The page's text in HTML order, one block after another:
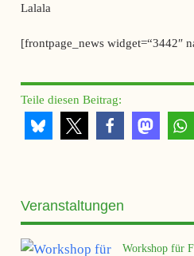
Lalala
[frontpage_news widget=“3442″
Teile diesen Beitrag:
Veranstaltungen
Workshop für